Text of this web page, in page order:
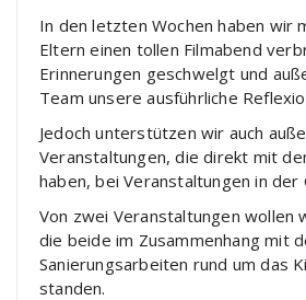
In den letzten Wochen haben wir
Eltern einen tollen Filmabend
Erinnerungen geschwelgt und
Team unsere ausführliche
Jedoch unterstützen wir auch
Veranstaltungen, die direkt mit
haben, bei Veranstaltungen in der
Von zwei Veranstaltungen wollen
die beide im Zusammenhang mit
Sanierungsarbeiten rund um das
standen.